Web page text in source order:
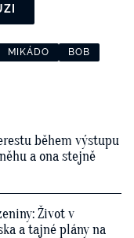
MIKÁDO
BOB
během výstupu
a ona stejně
Život v
a tajné plány na